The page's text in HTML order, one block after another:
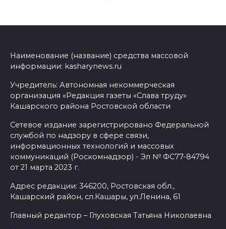
Наименование (название) средства массовой
информации: kasharynews.ru
Учредитель: Автономная некоммерческая
организация «Редакция газеты «Слава труду»
Кашарского района Ростовской области
Сетевое издание зарегистрировано Федеральной
службой по надзору в сфере связи,
информационных технологий и массовых
коммуникаций (Роскомнадзор) - Эл № ФС77-84794
от 21 марта 2023 г.
Адрес редакции: 346200, Ростовская обл.,
Кашарский район, сл.Кашары, ул.Ленина, 61
Главный редактор – Глуховская Татьяна Николаевна